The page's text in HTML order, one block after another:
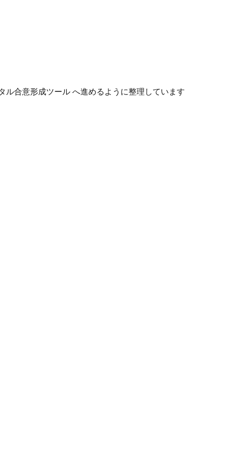
合意形成ツール へ進めるように整理しています